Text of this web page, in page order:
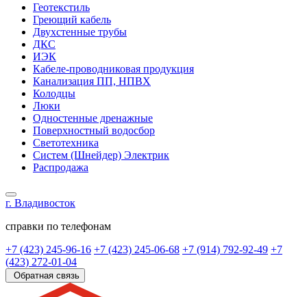
Геотекстиль
Греющий кабель
Двухстенные трубы
ДКС
ИЭК
Кабеле-проводниковая продукция
Канализация ПП, НПВХ
Колодцы
Люки
Одностенные дренажные
Поверхностный водосбор
Светотехника
Систем (Шнейдер) Электрик
Распродажа
г. Владивосток
справки по телефонам
+7 (423) 245-96-16 +7 (423) 245-06-68 +7 (914) 792-92-49 +7
(423) 272-01-04
Обратная связь